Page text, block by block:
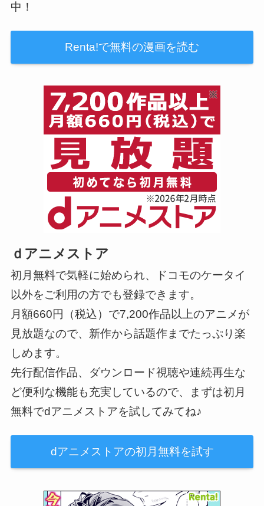
中！
Renta!で無料の漫画を読む
ｄアニメストア
初月無料で気軽に始められ、ドコモのケータイ
以外をご利用の方でも登録できます。
月額660円（税込）で7,200作品以上のアニメが
見放題なので、新作から話題作までたっぷり楽
しめます。
先行配信作品、ダウンロード視聴や連続再生な
ど便利な機能も充実しているので、まずは初月
無料でdアニメストアを試してみてね♪
dアニメストアの初月無料を試す